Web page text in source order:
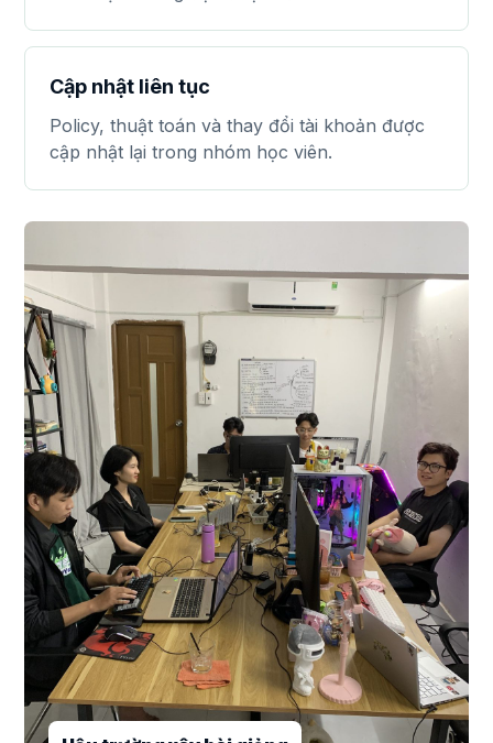
Cập nhật liên tục
Policy, thuật toán và thay đổi tài khoản được
cập nhật lại trong nhóm học viên.